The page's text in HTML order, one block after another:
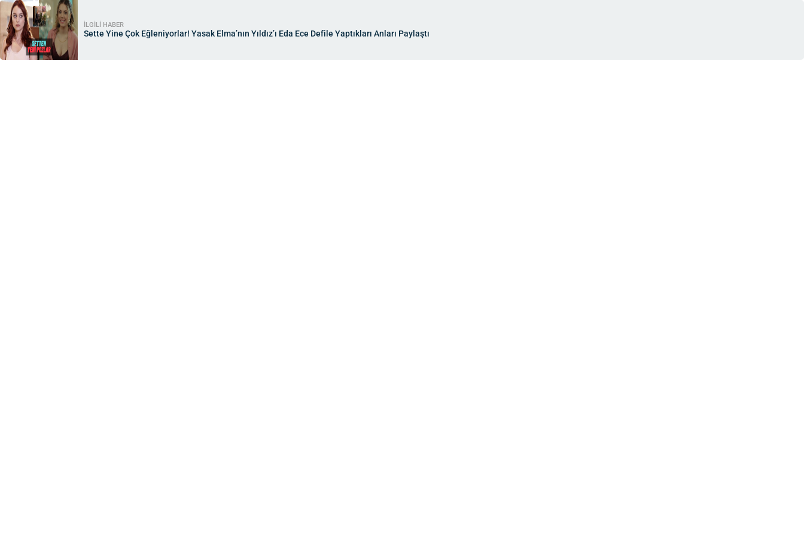
İLGİLİ HABER
Sette Yine Çok Eğleniyorlar! Yasak Elma’nın Yıldız’ı Eda Ece Defile Yaptıkları Anları Paylaştı